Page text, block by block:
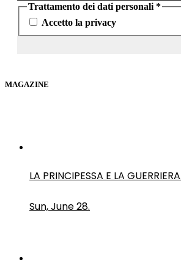
Trattamento dei dati personali *
Accetto la privacy
MAGAZINE
LA PRINCIPESSA E LA
Sun, June 28.